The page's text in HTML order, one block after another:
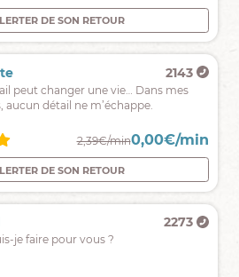
RETOURDE SON RETOUR
2,79€/min 0,00€/min
RETOUR
2143
peut changer une vie… Dans mes
aucun détail ne m’échappe.
2,39€/min0,00€/min
DE SON RETOUR
2273
je faire pour vous ?